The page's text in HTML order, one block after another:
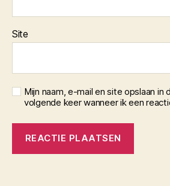
Site
Mijn naam, e-mail en site opslaan
volgende keer wanneer ik een